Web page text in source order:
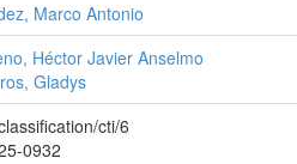
Marco Antonio
Héctor Javier Anselmo
Gladys
cti/6
0932